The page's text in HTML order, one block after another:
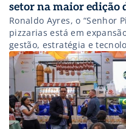
setor na maior edição
Ronaldo Ayres, o “Senhor
pizzarias está em
gestão, estratégia e